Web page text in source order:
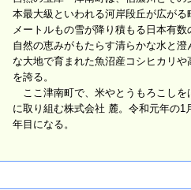
本最大級といわれる河岸段丘が広が
メートルもの雪が降り積もる日本有
自然の恵みがもたらす清らかな水と
な大地で育まれた魚沼産コシヒカリや
を誇る。
ここ津南町で、米やとうもろこしを
に取り組む株式会社 麓。令和元年の1
年目になる。